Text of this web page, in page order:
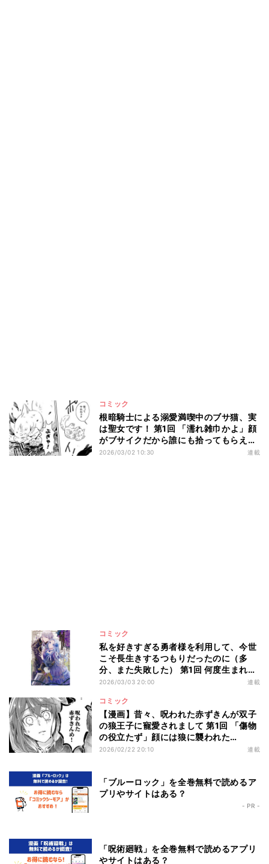
コミック
根暗騎士による溺愛満喫中のブサ猫、実
は聖女です！ 第1回 「濡れ雑巾かよ」顔
がブサイクだから誰にも拾ってもらえな
い“ブサ猫”。実はその正体は――?
2026/03/02 10:30 連載
コミック
私を好きすぎる勇者様を利用して、今世
こそ長生きするつもりだったのに（多
分、また失敗した） 第1回 何度生まれ変
わっても20歳で心臓を食われて死んでし
2026/03/03 20:00 連載
コミック
【漫画】昔々、呪われた赤ずきんが双子
の狼王子に寵愛されまして 第1回 「傷物
の役立たず」顔には狼に襲われた
傷、"呪われた赤ずきん"が向かう先は…
2026/02/22 20:10 連載
「ブルーロック」を全巻無料で読めるア
プリやサイトはある？
- PR -
「呪術廻戦」を全巻無料で読めるアプリ
やサイトはある？